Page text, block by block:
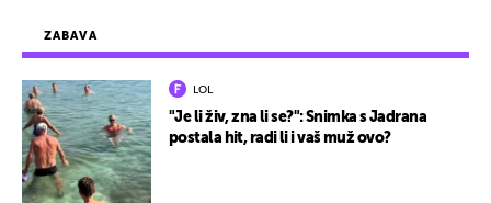
ZABAVA
LOL
"Je li živ, zna li se?": Snimka s Jadrana
postala hit, radi li i vaš muž ovo?